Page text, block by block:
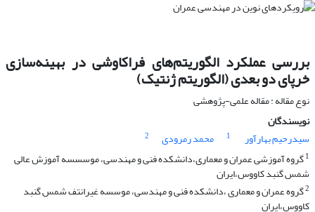
بررسی عملکرد الگوریتم‌های فراکاوشی در بهینه‌سازی
خرپای دو بعدی (الگوریتم ژنتیک)
نوع مقاله : مقاله علمی-پژوهشی
نویسندگان
سیدرحیم بهارآور
1 محمد رمرودی
2
1گروه آموزشی عمران و معماری،دانشکده فنی و مهندسی، موسسسه آموزش عالی
شمس گنبد کاووس،ایران
2گروه عمران و معماری ،دانشکده فنی و مهندسی، موسسه غیرانتف شمس گنبد
کاووس،ایران